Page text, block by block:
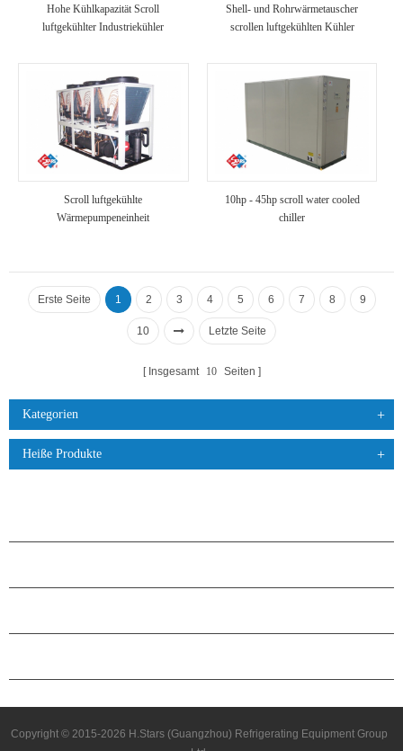
Hohe Kühlkapazität Scroll
luftgekühlter Industriekühler
Shell- und Rohrwärmetauscher
scrollen luftgekühlten Kühler
Scroll luftgekühlte
Wärmepumpeneinheit
10hp - 45hp scroll water cooled
chiller
Erste Seite 1 2 3 4 5 6 7 8 9
10 Letzte Seite
Insgesamt 10 Seiten
Kategorien
Heiße Produkte
Copyright © 2015-2026 H.Stars (Guangzhou) Refrigerating Equipment Group